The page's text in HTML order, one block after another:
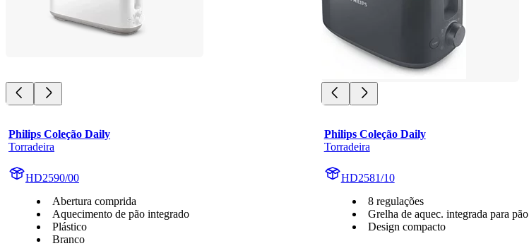
Philips Coleção Daily
Torradeira
HD2590/00
Abertura comprida
Aquecimento de pão integrado
Plástico
Branco
Philips Coleção Daily
Torradeira
HD2581/10
8 regulações
Grelha de aquec. integrada para pão
Design compacto